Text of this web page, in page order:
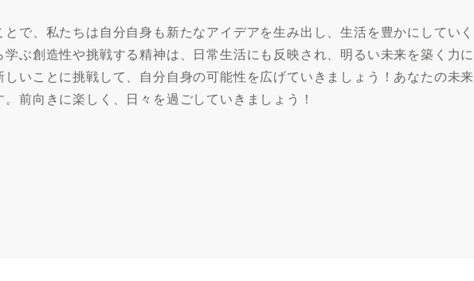
で、私たちは自分自身も新たなアイデアを生み出し、生活を豊かにしていく
ぶ創造性や挑戦する精神は、日常生活にも反映され、明るい未来を築く力に
いことに挑戦して、自分自身の可能性を広げていきましょう！あなたの未来
前向きに楽しく、日々を過ごしていきましょう！